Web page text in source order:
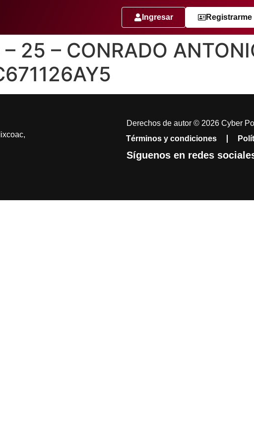
Ingresar Registrarme
25 – CONRADO
Derechos de autor © 2026 Cyber
Términos y condiciones
Síguenos en redes